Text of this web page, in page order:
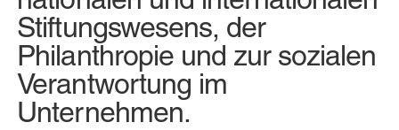
Stiftungswesens, der
Philanthropie und zur sozialen
Verantwortung im
Unternehmen.